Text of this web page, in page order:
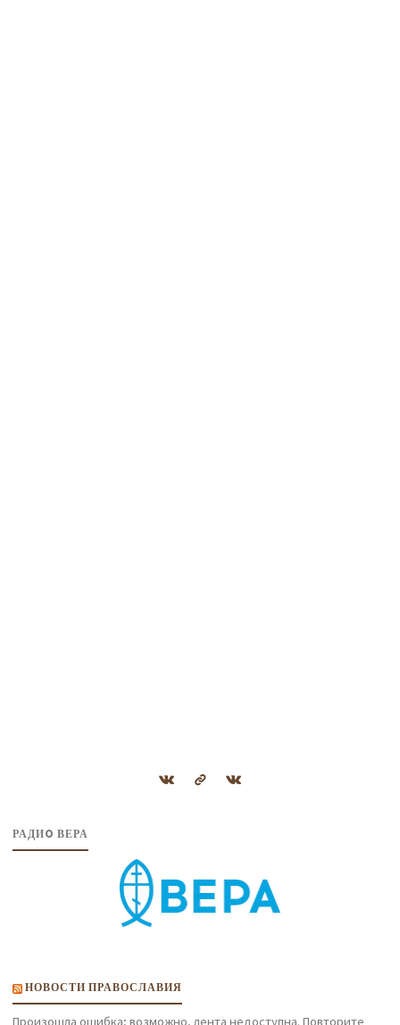
РАДИO ВЕРА
НОВОСТИ ПРАВОСЛАВИЯ
Произошла ошибка; возможно, лента недоступна. Повторите